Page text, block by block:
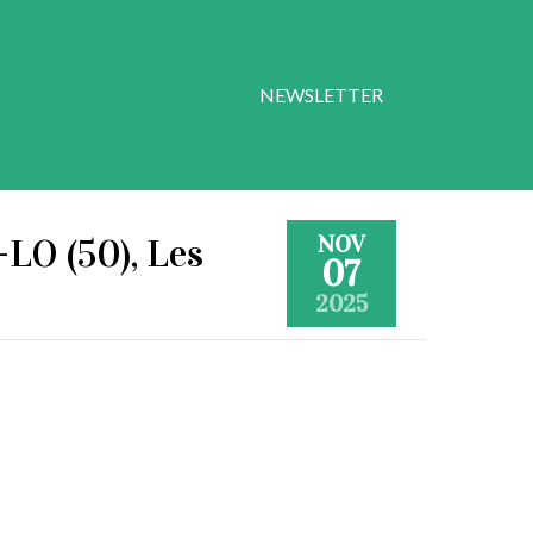
NEWSLETTER
(50), Les
NOV
07
2025